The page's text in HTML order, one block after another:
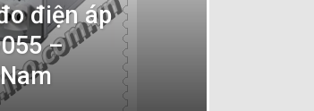
điện áp
–